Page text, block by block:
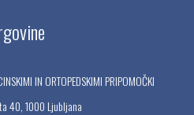
IN ORTOPEDSKIMI PRIPOMOČKI
40, 1000 Ljubljana